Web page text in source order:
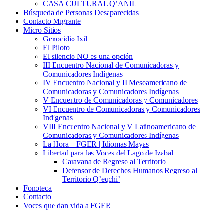
CASA CULTURAL Q’ANIL
Búsqueda de Personas Desaparecidas
Contacto Migrante
Micro Sitios
Genocidio Ixil
El Piloto
El silencio NO es una opción
III Encuentro Nacional de Comunicadoras y
Comunicadores Indígenas
IV Encuentro Nacional y II Mesoamericano de
Comunicadoras y Comunicadores Indígenas
V Encuentro de Comunicadoras y Comunicadores
VI Encuentro de Comunicadoras y Comunicadores
Indígenas
VIII Encuentro Nacional y V Latinoamericano de
Comunicadoras y Comunicadores Indígenas
La Hora – FGER | Idiomas Mayas
Libertad para las Voces del Lago de Izabal
Caravana de Regreso al Territorio
Defensor de Derechos Humanos Regreso al
Territorio Q’eqchi’
Fonoteca
Contacto
Voces que dan vida a FGER